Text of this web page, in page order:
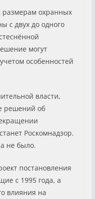
размерам охранных
с двух до одного
могут
особенностей
власти,
решений об
Роскомнадзор.
не было.
постановления
с 1995 года, а
влияния на